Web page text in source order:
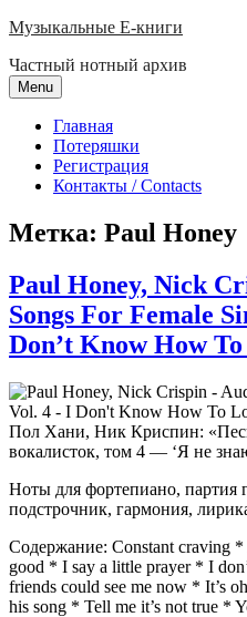
Skip
content
Музыкальные E-книги
Частный нотный архив
Menu
Главная
Потеряшки
Регистрация
Контакты / Contacts
Метка: Paul Honey
Paul Honey, Nick
Songs For Female
Don’t Know How
Пол Хани, Ник Криспин:
вокалисток, том 4 — ‘Я не
Ноты для фортепиано, партия
подстрочник, гармония,
Содержание: Constant craving *
good * I say a little prayer * I
friends could see me now * It’s
his song * Tell me it’s not true *